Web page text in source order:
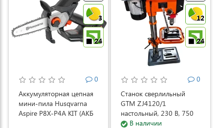
3
24
0
Аккумуляторная цепная
мини-пила Husqvarna
Aspire P8X-P4A KIT (АКБ
12
24
0
Станок сверлильный
GTM ZJ4120/1
настольный, 230 В, 750
Вт (ZJ4120/1)
В наличии